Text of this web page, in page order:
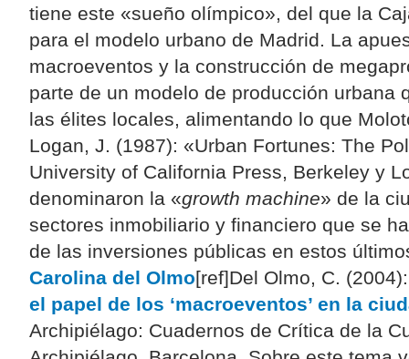
tiene este «sueño olímpico», del que la
para el modelo urbano de Madrid. La
macroeventos y la construcción de
parte de un modelo de producción urbana
las élites locales, alimentando lo que
Logan, J. (1987): «Urban Fortunes: The
University of California Press, Berkeley y
denominaron la «growth machine» de la
sectores inmobiliario y financiero que se
de las inversiones públicas en estos
Carolina del Olmo[ref]Del Olmo, C.
el papel de los ‘macroeventos’ en la
Archipiélago: Cuadernos de Crítica de la